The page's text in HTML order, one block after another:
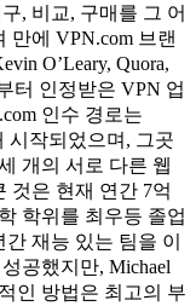
, 비교, 구매를 그 어
만에 VPN.com 브랜
O’Leary, Quora,
터 인정받은 VPN 업
인수 경로는
시작되었으며, 그곳
개의 서로 다른 웹
것은 현재 연간 7억
학위를 최우등 졸업
간 재능 있는 팀을 이
공했지만, Michael
인 방법은 최고의 부